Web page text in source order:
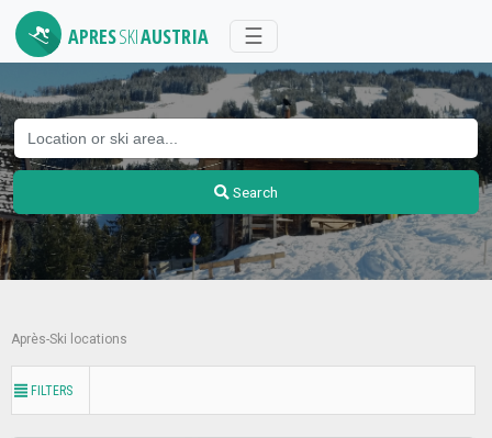
APRESSKIAUSTRIA
Toggle
navigation
☰
Search
Après-Ski locations
FILTERS